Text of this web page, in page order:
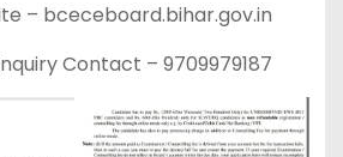
– bceceboard.bihar.gov.in
Contact – 9709979187